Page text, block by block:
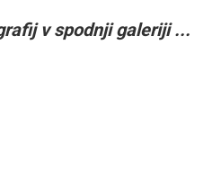
v spodnji galeriji ...